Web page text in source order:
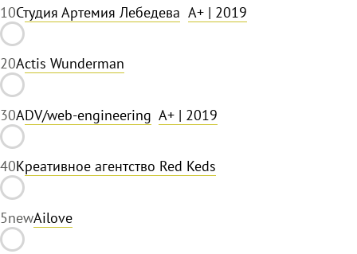
10Студия Артемия Лебедева A+ | 2019
20Actis Wunderman
30ADV/web-engineering A+ | 2019
40Креативное агентство Red Keds
5newAilove